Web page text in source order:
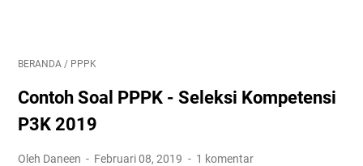
BERANDA / PPPK
Contoh Soal PPPK - Seleksi Kompetensi
P3K 2019
Oleh Daneen Februari 08, 2019 1 komentar